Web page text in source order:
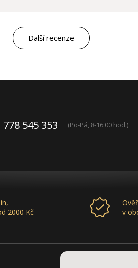
servisem. Pro mě je to po těch
rodina“. Myslím, že ty roky
mluví za vše.
Další recenze
778 545 353 (Po-Pá, 8-16:00 hod.)
2000 Kč
v